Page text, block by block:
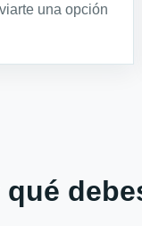
una opción